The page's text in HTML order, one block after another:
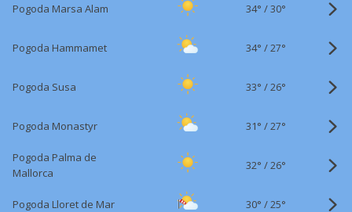
Pogoda Marsa Alam 34° /30°
Pogoda Hammamet 34° /27°
Pogoda Susa 33° /26°
Pogoda Monastyr 31° /27°
Pogoda Palma de
Mallorca
32° /26°
Pogoda Lloret de Mar 30° /25°